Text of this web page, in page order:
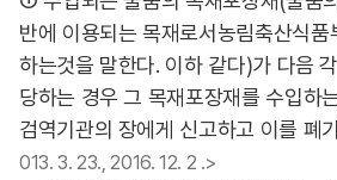
반에 이용되는 목재로서농림축산식품
하는것을 말한다. 이하 같다)가 다음
당하는 경우 그 목재포장재를 수입하
검역기관의 장에게 신고하고 이를 폐
013. 3. 23., 2016. 12. 2 .>